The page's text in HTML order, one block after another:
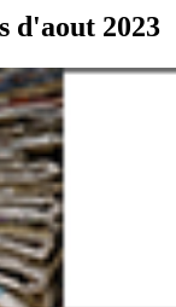
d'aout 2023